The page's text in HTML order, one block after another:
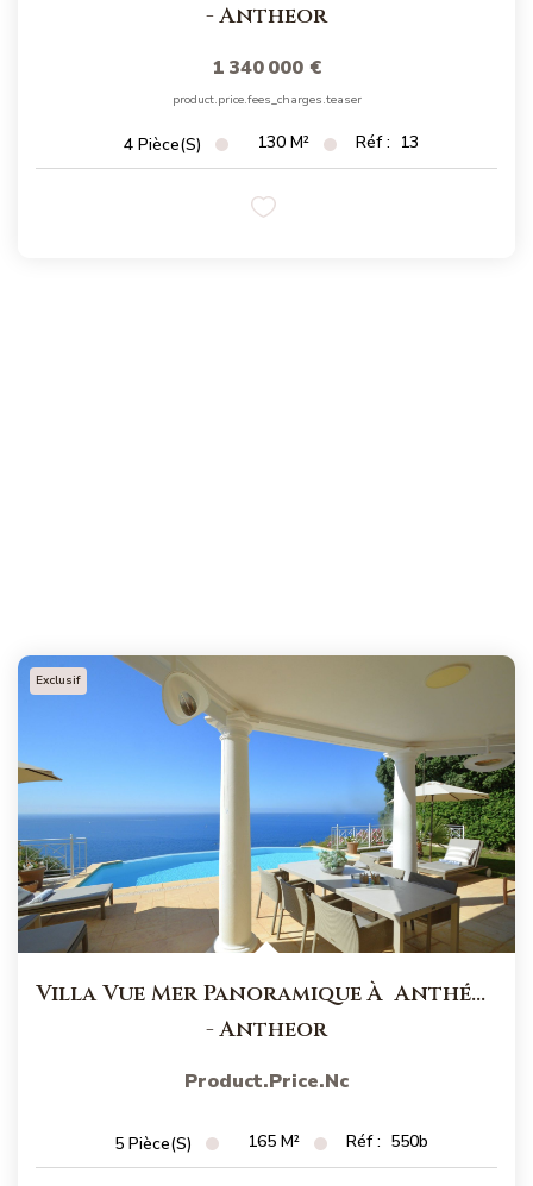
-Antheor
1 340 000 €
product.price.fees_charges.teaser
4 Pièce(s) 130 M² Réf : 13
Exclusif
Villa Vue Mer Panoramique À Anthéor
-Antheor
Product.price.nc
5 Pièce(s) 165 M² Réf : 550b